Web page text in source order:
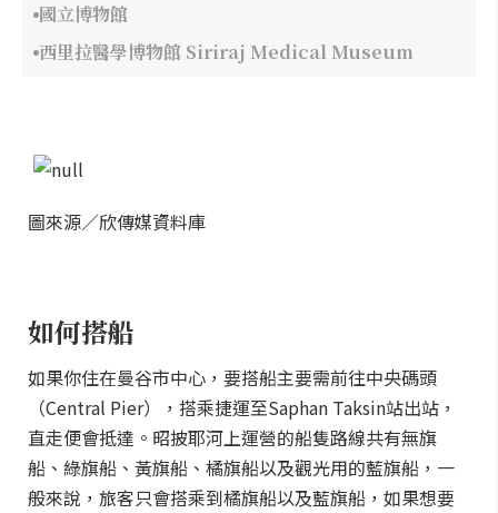
國立博物館
西里拉醫學博物館 Siriraj Medical Museum
圖來源／欣傳媒資料庫
如何搭船
如果你住在曼谷市中心，要搭船主要需前往中央碼頭
（Central Pier），搭乘捷運至Saphan Taksin站出站，
直走便會抵達。昭披耶河上運營的船隻路線共有無旗
船、綠旗船、黃旗船、橘旗船以及觀光用的藍旗船，一
般來說，旅客只會搭乘到橘旗船以及藍旗船，如果想要